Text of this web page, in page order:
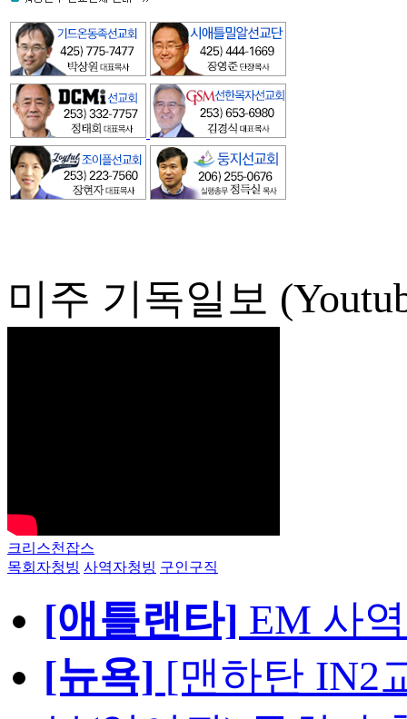
미주 기독일보
크리스천잡스
목회자청빙 사역자청빙 구인구직
[애틀랜타] EM 사
[뉴욕] [맨하탄 IN2